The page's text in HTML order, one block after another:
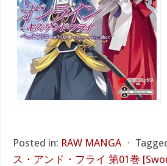
Posted in: RAW MANGA ⋅
ス・アンド・フライ 第01巻